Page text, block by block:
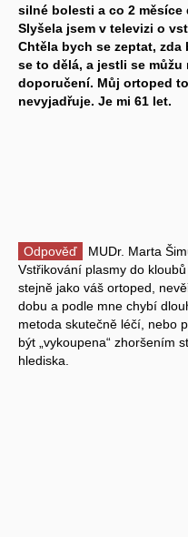
silné bolesti a co 2
Slyšela jsem v televizi o
Chtěla bych se zeptat,
se to dělá, a jestli se
doporučení. Můj ortoped
nevyjadřuje. Je mi 61 let.
Odpověď
MUDr. Marta
Vstřikování plasmy do
stejně jako váš ortoped,
dobu a podle mne chybí
metoda skutečně léčí, nebo
být „vykoupena“ zhoršením
hlediska.